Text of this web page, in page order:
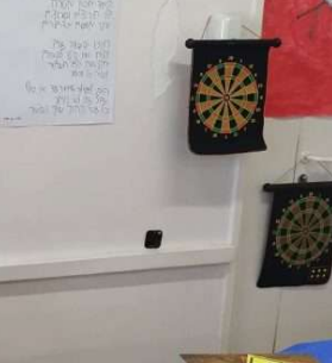
Israelische Wahlen 2026: Das
die Knesset – Vladimir